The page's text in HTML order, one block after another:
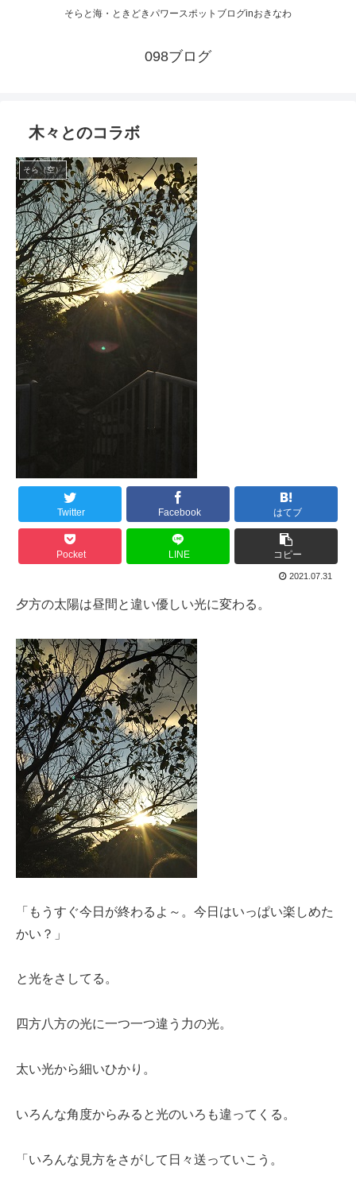
そらと海・ときどきパワースポットブログinおきなわ
098ブログ
木々とのコラボ
そら（空）
Twitter Facebook はてブ
Pocket LINE コピー
2021.07.31
夕方の太陽は昼間と違い優しい光に変わる。
「もうすぐ今日が終わるよ～。今日はいっぱい楽しめた
かい？」
と光をさしてる。
四方八方の光に一つ一つ違う力の光。
太い光から細いひかり。
いろんな角度からみると光のいろも違ってくる。
「いろんな見方をさがして日々送っていこう。